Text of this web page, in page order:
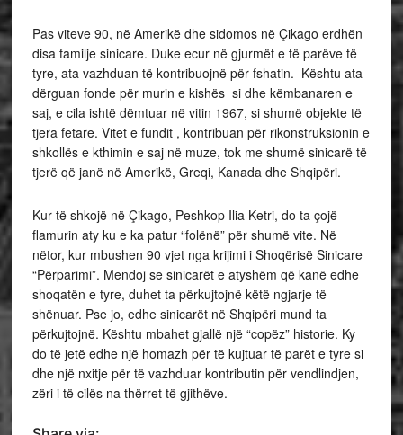
Pas viteve 90, në Amerikë dhe sidomos në Çikago erdhën
disa familje sinicare. Duke ecur në gjurmët e të parëve të
tyre, ata vazhduan të kontribuojnë për fshatin. Kështu ata
dërguan fonde për murin e kishës si dhe këmbanaren e
saj, e cila ishtë dëmtuar në vitin 1967, si shumë objekte të
tjera fetare. Vitet e fundit , kontribuan për rikonstruksionin e
shkollës e kthimin e saj në muze, tok me shumë sinicarë të
tjerë që janë në Amerikë, Greqi, Kanada dhe Shqipëri.
Kur të shkojë në Çikago, Peshkop Ilia Ketri, do ta çojë
flamurin aty ku e ka patur “folënë” për shumë vite. Në
nëtor, kur mbushen 90 vjet nga krijimi i Shoqërisë Sinicare
“Përparimi”. Mendoj se sinicarët e atyshëm që kanë edhe
shoqatën e tyre, duhet ta përkujtojnë këtë ngjarje të
shënuar. Pse jo, edhe sinicarët në Shqipëri mund ta
përkujtojnë. Kështu mbahet gjallë një “copëz” historie. Ky
do të jetë edhe një homazh për të kujtuar të parët e tyre si
dhe një nxitje për të vazhduar kontributin për vendlindjen,
zëri i të cilës na thërret të gjithëve.